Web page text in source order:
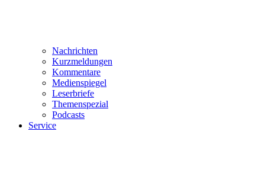
Nachrichten
Kurzmeldungen
Kommentare
Medienspiegel
Leserbriefe
Themenspezial
Podcasts
Service